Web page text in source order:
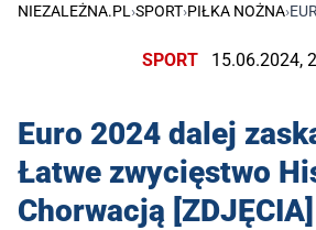
NIEZALEŻNA.PL ›SPORT›PIŁKA NOŻNA›
SPORT 15.06.2024,
Euro 2024 dalej
Łatwe zwycięstwo
Chorwacją [ZDJĘCIA]